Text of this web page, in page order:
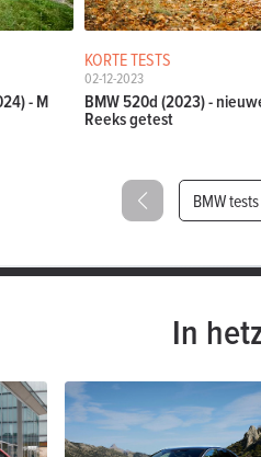
- M
KORTE TESTS
02-12-2023
BMW 520d (2023) -
Reeks getest
BMW tests
In